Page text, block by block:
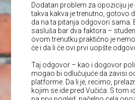
Dodatan problem za opoziciju je
takva kakva je trenutno, gotovo
da na ta pitanja odgovori sama.
sasluša bar dva faktora –
ovom trenutku praktično je
će i da li će ovi prvi uopšte
Taj odgovor – kao i dogovor
mogao bi odlučujuće da zavisi
platforme. Da li je, recimo,
kojim se ide pred Vučića. S tom